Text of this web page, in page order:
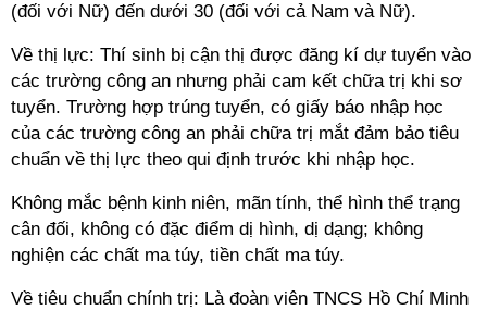
(đối với Nữ) đến dưới 30 (đối với cả Nam và Nữ).
Về thị lực: Thí sinh bị cận thị được đăng kí dự tuyển vào
các trường công an nhưng phải cam kết chữa trị khi sơ
tuyển. Trường hợp trúng tuyển, có giấy báo nhập học
của các trường công an phải chữa trị mắt đảm bảo tiêu
chuẩn về thị lực theo qui định trước khi nhập học.
Không mắc bệnh kinh niên, mãn tính, thể hình thể trạng
cân đối, không có đặc điểm dị hình, dị dạng; không
nghiện các chất ma túy, tiền chất ma túy.
Về tiêu chuẩn chính trị: Là đoàn viên TNCS Hồ Chí Minh